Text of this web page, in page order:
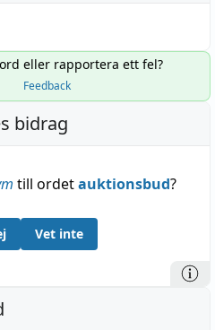
eller rapportera ett fel?
Feedback
bidrag
till ordetauktionsbud?
Vet inte